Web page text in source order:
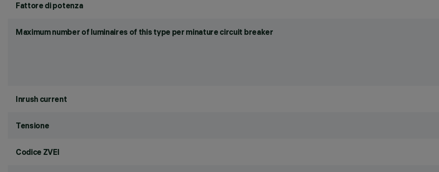
Fattore di potenza
Maximum number of luminaires of this type per minature circuit breaker
Inrush current
Tensione
Codice ZVEI